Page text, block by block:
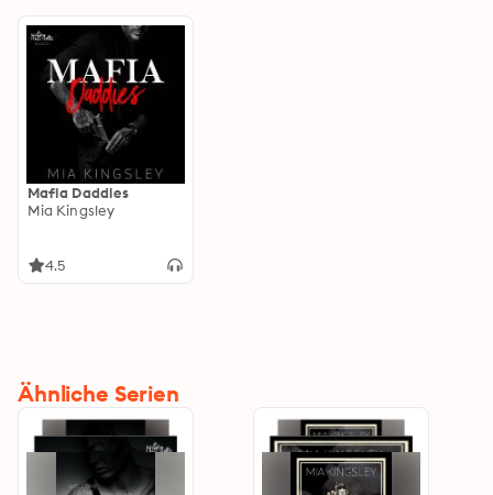
Mafia Daddies
Mia Kingsley
4.5
Ähnliche Serien